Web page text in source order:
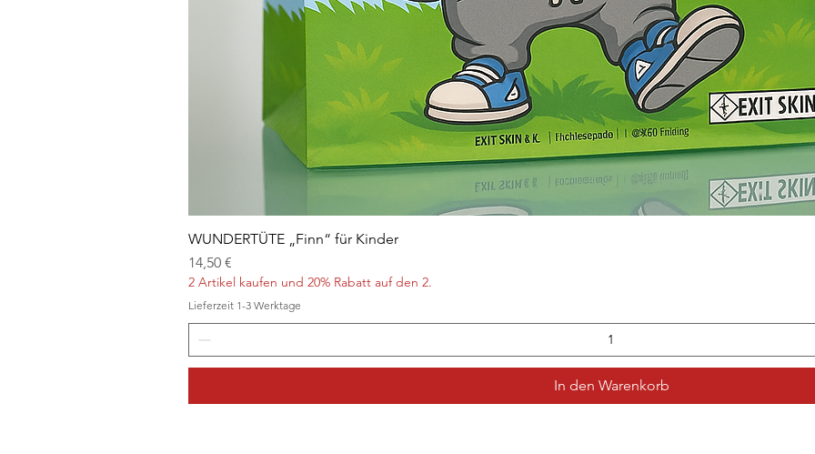
WUNDERTÜTE „Finn“ für Kinder
Preis
14,50 €
2 Artikel kaufen und 20% Rabatt auf den 2.
Lieferzeit 1-3 Werktage
In den Warenkorb